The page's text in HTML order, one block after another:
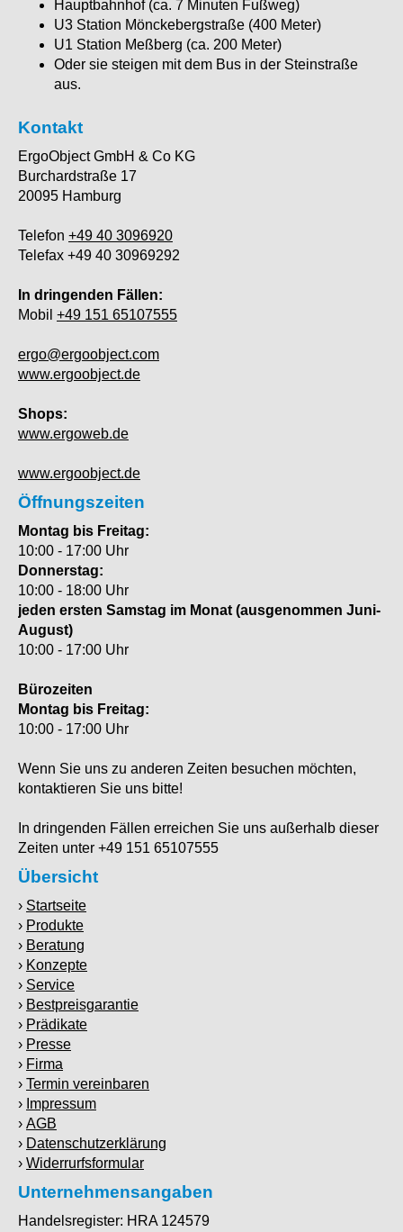
Hauptbahnhof (ca. 7 Minuten Fußweg)
U3 Station Mönckebergstraße (400 Meter)
U1 Station Meßberg (ca. 200 Meter)
Oder sie steigen mit dem Bus in der Steinstraße
aus.
Kontakt
ErgoObject GmbH & Co KG
Burchardstraße 17
20095 Hamburg
Telefon +49 40 3096920
Telefax +49 40 30969292
In dringenden Fällen:
Mobil +49 151 65107555
ergo@ergoobject.com
www.ergoobject.de
Shops:
www.ergoweb.de
www.ergoobject.de
Öffnungszeiten
Montag bis Freitag:
10:00 - 17:00 Uhr
Donnerstag:
10:00 - 18:00 Uhr
jeden ersten Samstag im Monat (ausgenommen Juni-
August)
10:00 - 17:00 Uhr
Bürozeiten
Montag bis Freitag:
10:00 - 17:00 Uhr
Wenn Sie uns zu anderen Zeiten besuchen möchten,
kontaktieren Sie uns bitte!
In dringenden Fällen erreichen Sie uns außerhalb dieser
Zeiten unter +49 151 65107555
Übersicht
Startseite
Produkte
Beratung
Konzepte
Service
Bestpreisgarantie
Prädikate
Presse
Firma
Termin vereinbaren
Impressum
AGB
Datenschutzerklärung
Widerrurfsformular
Unternehmensangaben
Handelsregister: HRA 124579